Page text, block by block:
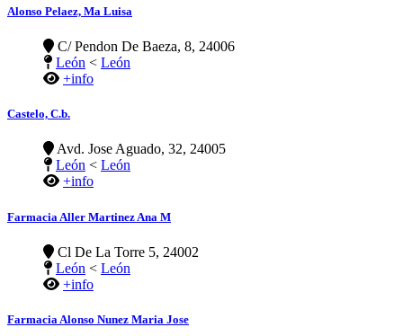
Alonso Pelaez, Ma Luisa
C/ Pendon De Baeza, 8, 24006
León < León
+info
Castelo, C.b.
Avd. Jose Aguado, 32, 24005
León < León
+info
Farmacia Aller Martinez Ana M
Cl De La Torre 5, 24002
León < León
+info
Farmacia Alonso Nunez Maria Jose